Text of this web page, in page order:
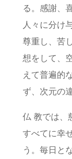
る。感謝、
人々に分け
尊重し、苦
想をして、
えて普遍的
ず、次元の
仏 教では、
すべてに幸
う。毎日と